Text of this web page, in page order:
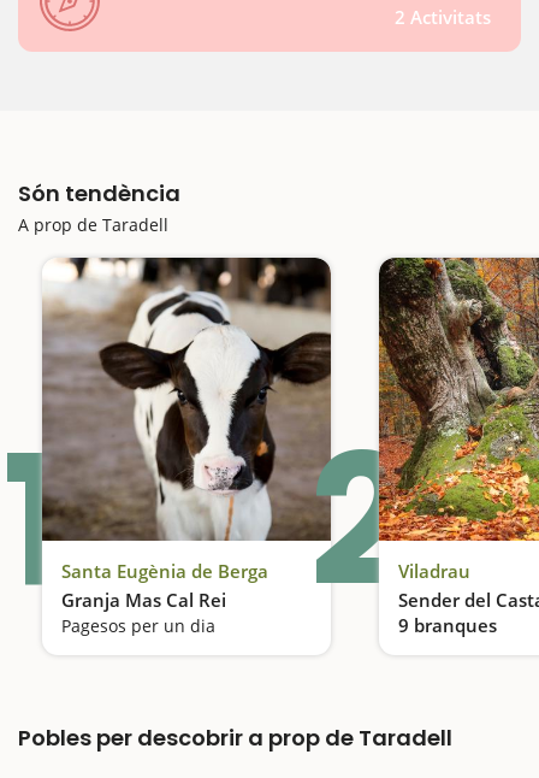
2 Activitats
Són tendència
A prop de Taradell
1Santa Eugènia de Berga
Granja Mas Cal Rei
Pagesos per un dia 2Viladrau
Sender del
9 branques
Pobles per descobrir a prop de Taradell